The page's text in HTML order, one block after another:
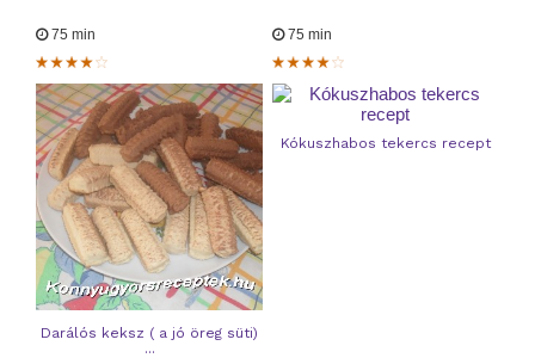
75 min
Darálós keksz ( a jó öreg süti)
...
75 min
Kókuszhabos tekercs recept